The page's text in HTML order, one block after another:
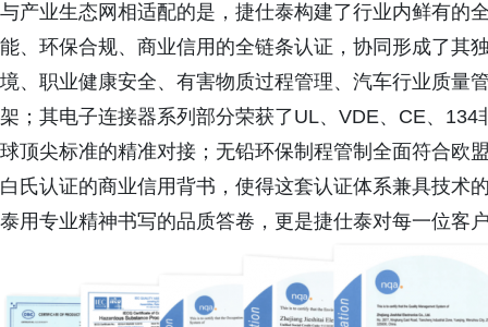
与产业生态网相适配的是，捷仕泰构建了行业内鲜有的
能、环保合规、商业信用的全链条认证，协同形成了其
境、职业健康安全、有害物质过程管理、汽车行业质量
架；其电子连接器系列部分荣获了UL、VDE、CE、
球顶尖标准的精准对接；无铅环保制程管制全面符合欧
白氏认证的商业信用背书，使得这套认证体系兼具技术
泰用专业精神书写的品质答卷，更是捷仕泰对每一位客